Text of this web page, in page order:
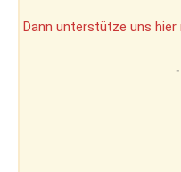
Dann unterstütze uns hier